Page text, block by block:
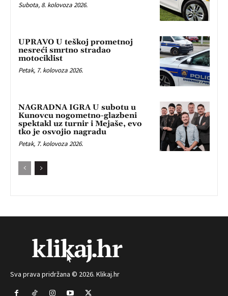
Subota, 8. kolovoza 2026.
UPRAVO U teškoj prometnoj
nesreći smrtno stradao
motociklist
Petak, 7. kolovoza 2026.
NAGRADNA IGRA U subotu u
Kunovcu nogometno-glazbeni
spektakl uz turnir i Mejaše, evo
tko je osvojio nagradu
Petak, 7. kolovoza 2026.
Sva prava pridržana © 2026. Klikaj.hr